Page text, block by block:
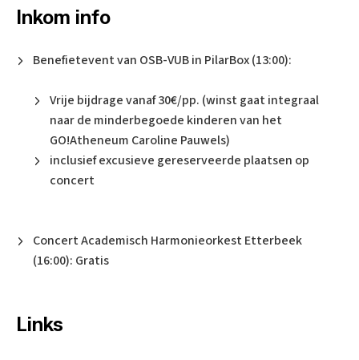
Inkom info
Benefietevent van OSB-VUB in PilarBox (13:00):
Vrije bijdrage vanaf 30€/pp. (winst gaat integraal
naar de minderbegoede kinderen van het
GO!Atheneum Caroline Pauwels)
inclusief excusieve gereserveerde plaatsen op
concert
Concert Academisch Harmonieorkest Etterbeek
(16:00): Gratis
Links